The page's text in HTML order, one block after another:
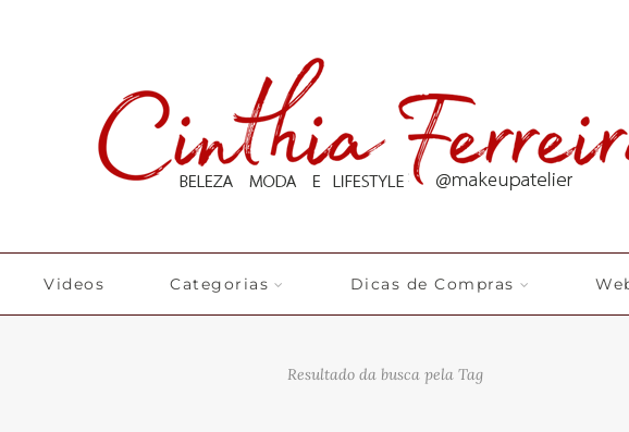
Videos Categorias Dicas de Compras
Resultado da busca pela Tag